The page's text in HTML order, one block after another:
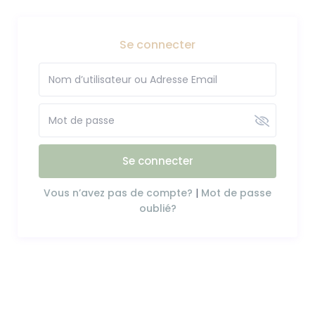
Se connecter
Se connecter
Vous n’avez pas de compte? | Mot de passe
oublié?